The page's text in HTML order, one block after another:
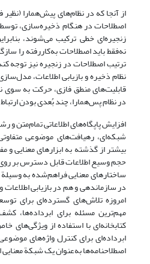
از آنجا که در نظام‌های پیش‌همارا
اصطلاحات در هنگام ذخیره‌سازی،
زنجیره‌ای خطی ترکیب می‌شوند،
نه‌فقط باید اصطلاحات به‌کار‌رفته را
ترتیب اصطلاحات در زنجیره نیز توجه
نظام ذخیره و بازیابی اطلاعات،
قابلیت‌های منطق فازی، حرکت به
در نظام پس‌همارا، چند بُعدی بودن
افزایش پاپگاه‌های اطلاعاتی تمام‌متن و
شبکه‌ای، رهیافت‌های موضوعی
بیشتر از گذشته به ابزارهای معنایی و
حجم وسیع اطلاعات قابل دسترس بر
ساختارهای معنایی فراهم‌شده به
در سازماندهی و هم در بازیابی
امروزه تلاش‌های گسترده‌ای برای
مهم‌ترین مسئله برای ابرداده‌ها،
کتابخانه‌ای با استفاده از ویژگی‌های
ابرداده‌ای برای کنترل واژه‌های
اصطلاحنامه‌ها به‌عنوان یک شبکة